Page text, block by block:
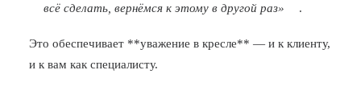
всё сделать, вернёмся к этому в другой раз»
.
Это обеспечивает **уважение в кресле** — и к клиенту,
и к вам как специалисту.